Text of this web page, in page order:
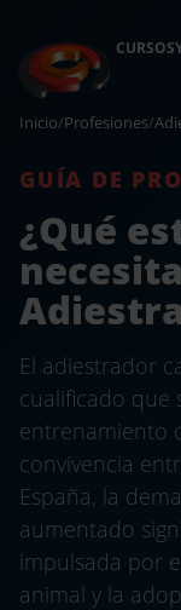
Inicio/Profesiones/
GUÍA DE
¿Qué
El adiestrador
cualificado que
entrenamiento
convivencia
España, la
aumentado
impulsada por
animal y la